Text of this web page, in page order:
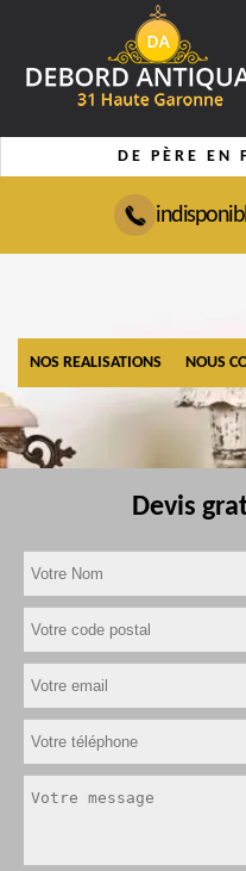
DE PÈRE EN
NOS REALISATIONS NOUS
Devis